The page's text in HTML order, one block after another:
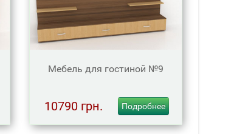
Мебель для гостиной №9
10790 грн. Подробнее